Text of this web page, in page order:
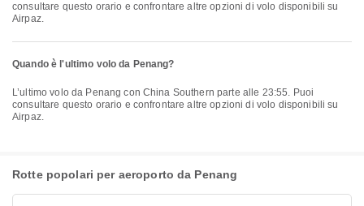
consultare questo orario e confrontare altre opzioni di volo disponibili su
Airpaz.
Quando è l'ultimo volo da Penang?
L’ultimo volo da Penang con China Southern parte alle 23:55. Puoi
consultare questo orario e confrontare altre opzioni di volo disponibili su
Airpaz.
Rotte popolari per aeroporto da Penang